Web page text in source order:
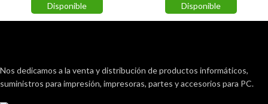
Disponible Disponible
Nos dedicamos a la venta y distribución de productos informáticos,
suministros para impresión, impresoras, partes y accesorios para PC.